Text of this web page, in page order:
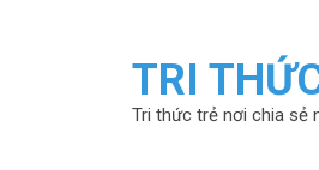
TRI
Tri thức trẻ nơi chia sẻ